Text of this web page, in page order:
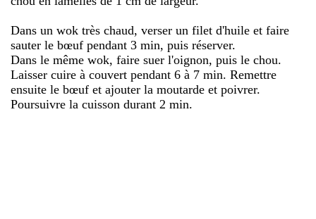
Dans un wok très chaud, verser un filet d'huile et faire
sauter le bœuf pendant 3 min, puis réserver.
Dans le même wok, faire suer l'oignon, puis le chou.
Laisser cuire à couvert pendant 6 à 7 min. Remettre
ensuite le bœuf et ajouter la moutarde et poivrer.
Poursuivre la cuisson durant 2 min.